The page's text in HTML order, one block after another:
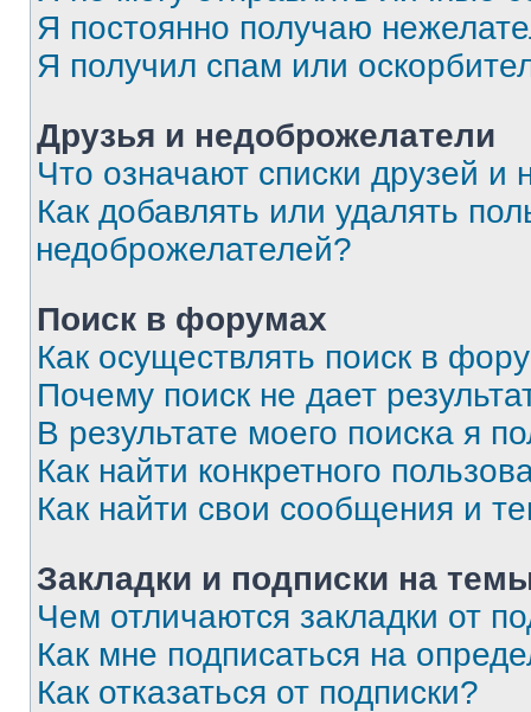
Я постоянно получаю
Я получил спам или
Друзья и недоброжелатели
Что означают списки друзей и
Как добавлять или удалять
недоброжелателей?
Поиск в форумах
Как осуществлять поиск в
Почему поиск не дает
В результате моего поиска я
Как найти конкретного
Как найти свои сообщения и
Закладки и подписки на
Чем отличаются закладки от
Как мне подписаться на
Как отказаться от подписки?